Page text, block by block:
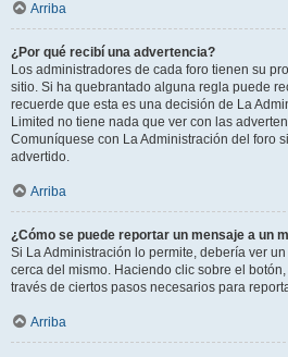
Arriba
¿Por qué recibí una advertencia?
Los administradores de cada foro tienen su
sitio. Si ha quebrantado alguna regla puede
recuerde que esta es una decisión de La
Limited no tiene nada que ver con las
Comuníquese con La Administración del foro
advertido.
Arriba
¿Cómo se puede reportar un mensaje a un
Si La Administración lo permite, debería ver
cerca del mismo. Haciendo clic sobre el
través de ciertos pasos necesarios para
Arriba